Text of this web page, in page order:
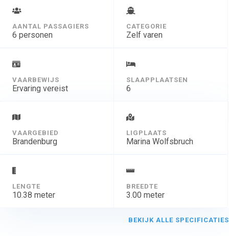
Die Yacht ist kein Rennpferd wie die meisten
Flybridgeyachten, mit denen man mit
Höchstgeschwindigkeit große Distanzen zurücklegt.
Die Platinum ist eine völlige Neukonstruktion dieser
der Werft vorgestellt, im Frühjahr 2017 war
Deutschlandpremiere. Wir haben Sie neu für die
Chartersaison 2018 in unserer Flotte!
AANTAL PASSAGIERS
6 personen
CATEGORIE
Zelf varen
VAARBEWIJS
Ervaring vereist
SLAAPPLAATSEN
6
VAARGEBIED
Brandenburg
LIGPLAATS
Marina Wolfsbruch
LENGTE
10.38 meter
BREEDTE
3.00 meter
BEKIJK ALLE SPECIFICATIES